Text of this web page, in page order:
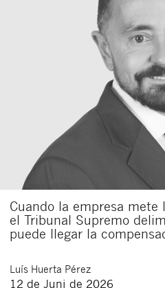
Cuando la empresa
el Tribunal Supremo
puede llegar la
Luís Huerta Pérez
12 de Juni de 2026